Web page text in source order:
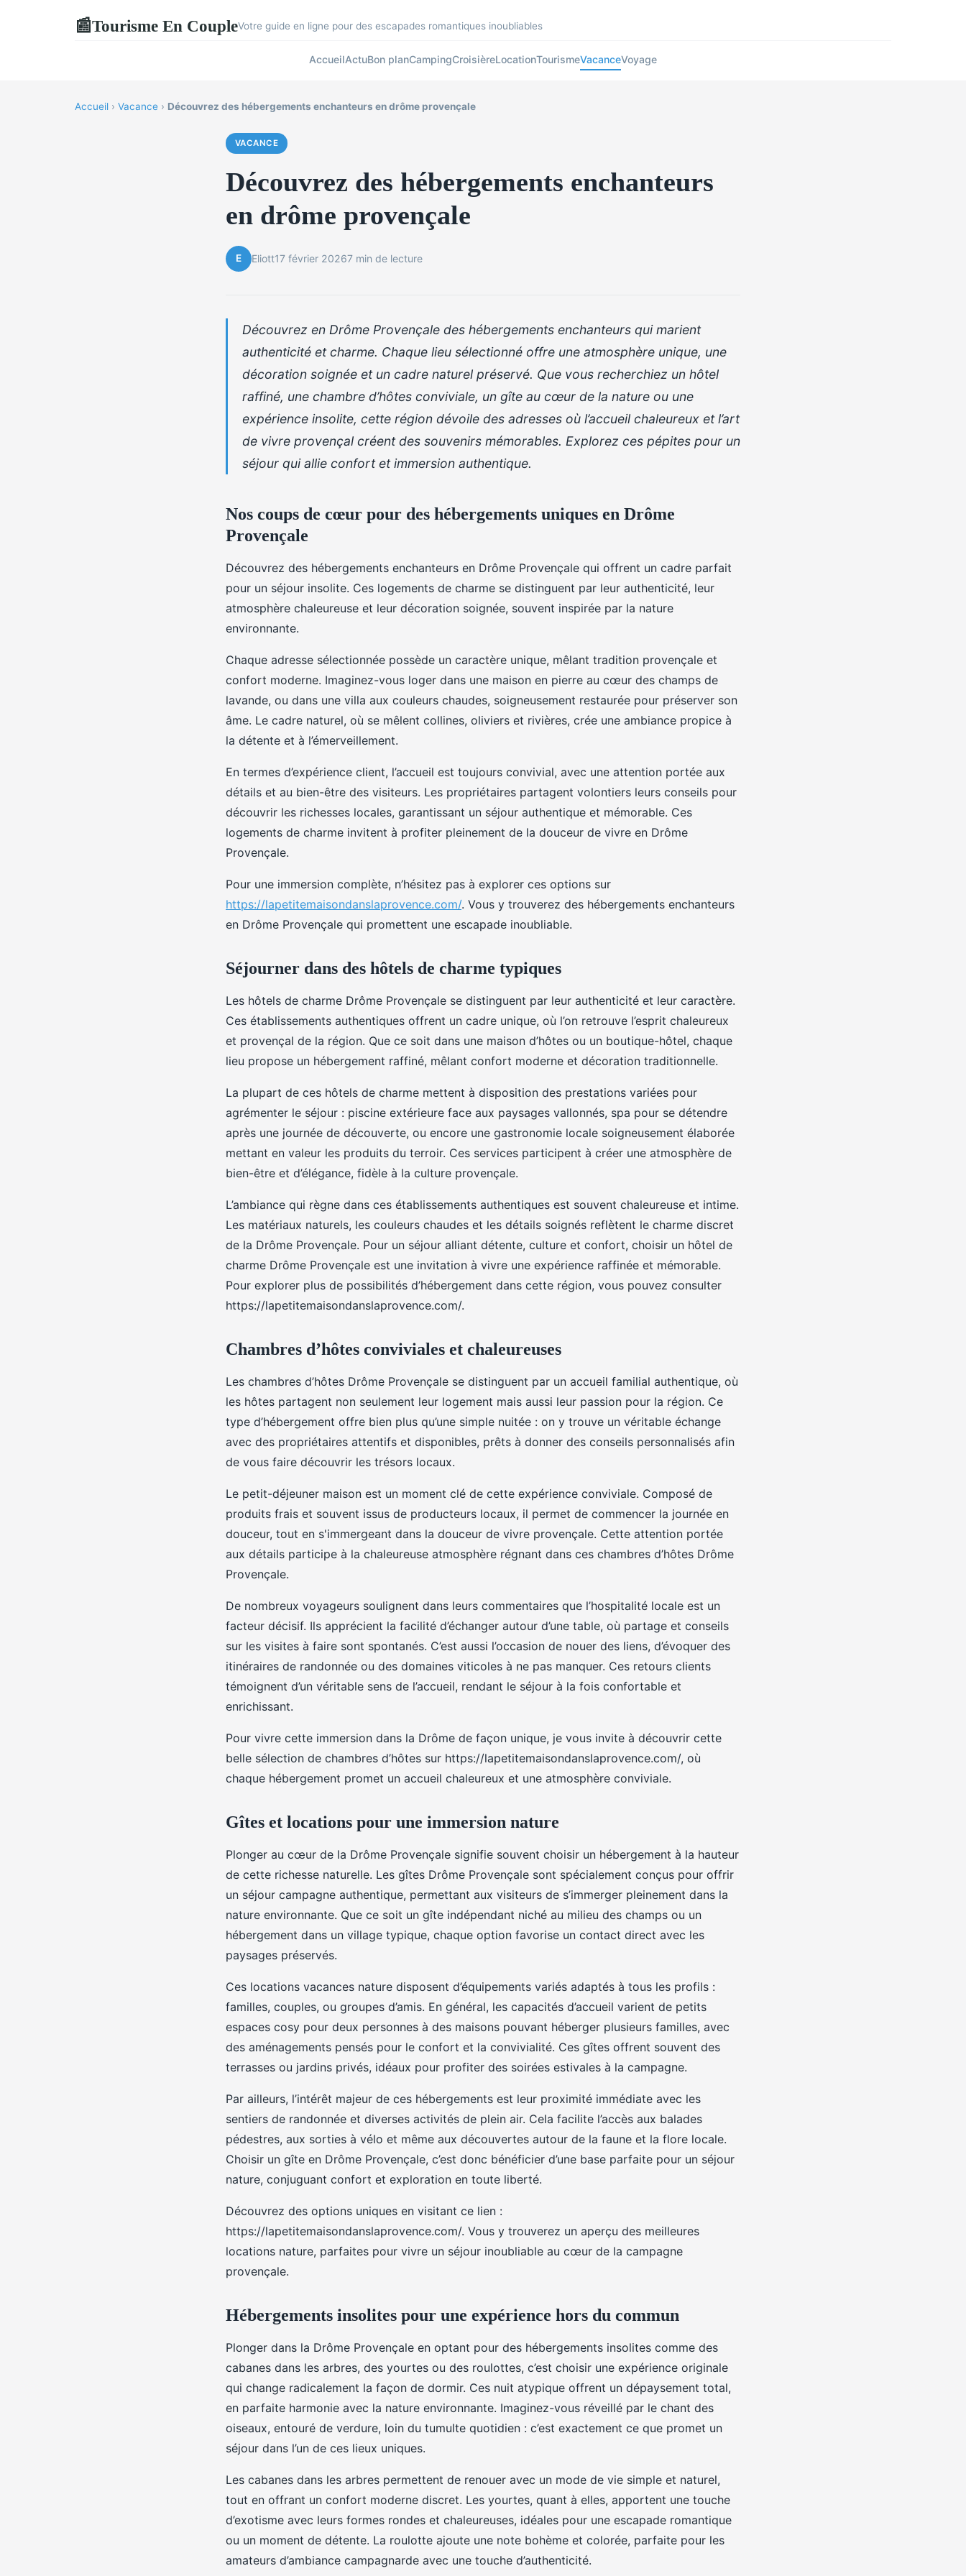
📰Tourisme En CoupleVotre guide en ligne pour des escapades romantiques inoubliables
AccueilActuBon planCampingCroisièreLocationTourismeVacanceVoyage
Accueil › Vacance › Découvrez des hébergements enchanteurs en drôme provençale
VACANCE
Découvrez des hébergements enchanteurs
en drôme provençale
E Eliott17 février 20267 min de lecture
Découvrez en Drôme Provençale des hébergements enchanteurs qui marient
authenticité et charme. Chaque lieu sélectionné offre une atmosphère unique, une
décoration soignée et un cadre naturel préservé. Que vous recherchiez un hôtel
raffiné, une chambre d’hôtes conviviale, un gîte au cœur de la nature ou une
expérience insolite, cette région dévoile des adresses où l’accueil chaleureux et l’art
de vivre provençal créent des souvenirs mémorables. Explorez ces pépites pour un
séjour qui allie confort et immersion authentique.
Nos coups de cœur pour des hébergements uniques en Drôme
Provençale
Découvrez des hébergements enchanteurs en Drôme Provençale qui offrent un cadre parfait
pour un séjour insolite. Ces logements de charme se distinguent par leur authenticité, leur
atmosphère chaleureuse et leur décoration soignée, souvent inspirée par la nature
environnante.
Chaque adresse sélectionnée possède un caractère unique, mêlant tradition provençale et
confort moderne. Imaginez-vous loger dans une maison en pierre au cœur des champs de
lavande, ou dans une villa aux couleurs chaudes, soigneusement restaurée pour préserver son
âme. Le cadre naturel, où se mêlent collines, oliviers et rivières, crée une ambiance propice à
la détente et à l’émerveillement.
En termes d’expérience client, l’accueil est toujours convivial, avec une attention portée aux
détails et au bien-être des visiteurs. Les propriétaires partagent volontiers leurs conseils pour
découvrir les richesses locales, garantissant un séjour authentique et mémorable. Ces
logements de charme invitent à profiter pleinement de la douceur de vivre en Drôme
Provençale.
Pour une immersion complète, n’hésitez pas à explorer ces options sur
https://lapetitemaisondanslaprovence.com/. Vous y trouverez des hébergements enchanteurs
en Drôme Provençale qui promettent une escapade inoubliable.
Séjourner dans des hôtels de charme typiques
Les hôtels de charme Drôme Provençale se distinguent par leur authenticité et leur caractère.
Ces établissements authentiques offrent un cadre unique, où l’on retrouve l’esprit chaleureux
et provençal de la région. Que ce soit dans une maison d’hôtes ou un boutique-hôtel, chaque
lieu propose un hébergement raffiné, mêlant confort moderne et décoration traditionnelle.
La plupart de ces hôtels de charme mettent à disposition des prestations variées pour
agrémenter le séjour : piscine extérieure face aux paysages vallonnés, spa pour se détendre
après une journée de découverte, ou encore une gastronomie locale soigneusement élaborée
mettant en valeur les produits du terroir. Ces services participent à créer une atmosphère de
bien-être et d’élégance, fidèle à la culture provençale.
L’ambiance qui règne dans ces établissements authentiques est souvent chaleureuse et intime.
Les matériaux naturels, les couleurs chaudes et les détails soignés reflètent le charme discret
de la Drôme Provençale. Pour un séjour alliant détente, culture et confort, choisir un hôtel de
charme Drôme Provençale est une invitation à vivre une expérience raffinée et mémorable.
Pour explorer plus de possibilités d’hébergement dans cette région, vous pouvez consulter
https://lapetitemaisondanslaprovence.com/.
Chambres d’hôtes conviviales et chaleureuses
Les chambres d’hôtes Drôme Provençale se distinguent par un accueil familial authentique, où
les hôtes partagent non seulement leur logement mais aussi leur passion pour la région. Ce
type d’hébergement offre bien plus qu’une simple nuitée : on y trouve un véritable échange
avec des propriétaires attentifs et disponibles, prêts à donner des conseils personnalisés afin
de vous faire découvrir les trésors locaux.
Le petit-déjeuner maison est un moment clé de cette expérience conviviale. Composé de
produits frais et souvent issus de producteurs locaux, il permet de commencer la journée en
douceur, tout en s'immergeant dans la douceur de vivre provençale. Cette attention portée
aux détails participe à la chaleureuse atmosphère régnant dans ces chambres d’hôtes Drôme
Provençale.
De nombreux voyageurs soulignent dans leurs commentaires que l’hospitalité locale est un
facteur décisif. Ils apprécient la facilité d’échanger autour d’une table, où partage et conseils
sur les visites à faire sont spontanés. C’est aussi l’occasion de nouer des liens, d’évoquer des
itinéraires de randonnée ou des domaines viticoles à ne pas manquer. Ces retours clients
témoignent d’un véritable sens de l’accueil, rendant le séjour à la fois confortable et
enrichissant.
Pour vivre cette immersion dans la Drôme de façon unique, je vous invite à découvrir cette
belle sélection de chambres d’hôtes sur https://lapetitemaisondanslaprovence.com/, où
chaque hébergement promet un accueil chaleureux et une atmosphère conviviale.
Gîtes et locations pour une immersion nature
Plonger au cœur de la Drôme Provençale signifie souvent choisir un hébergement à la hauteur
de cette richesse naturelle. Les gîtes Drôme Provençale sont spécialement conçus pour offrir
un séjour campagne authentique, permettant aux visiteurs de s’immerger pleinement dans la
nature environnante. Que ce soit un gîte indépendant niché au milieu des champs ou un
hébergement dans un village typique, chaque option favorise un contact direct avec les
paysages préservés.
Ces locations vacances nature disposent d’équipements variés adaptés à tous les profils :
familles, couples, ou groupes d’amis. En général, les capacités d’accueil varient de petits
espaces cosy pour deux personnes à des maisons pouvant héberger plusieurs familles, avec
des aménagements pensés pour le confort et la convivialité. Ces gîtes offrent souvent des
terrasses ou jardins privés, idéaux pour profiter des soirées estivales à la campagne.
Par ailleurs, l’intérêt majeur de ces hébergements est leur proximité immédiate avec les
sentiers de randonnée et diverses activités de plein air. Cela facilite l’accès aux balades
pédestres, aux sorties à vélo et même aux découvertes autour de la faune et la flore locale.
Choisir un gîte en Drôme Provençale, c’est donc bénéficier d’une base parfaite pour un séjour
nature, conjuguant confort et exploration en toute liberté.
Découvrez des options uniques en visitant ce lien :
https://lapetitemaisondanslaprovence.com/. Vous y trouverez un aperçu des meilleures
locations nature, parfaites pour vivre un séjour inoubliable au cœur de la campagne
provençale.
Hébergements insolites pour une expérience hors du commun
Plonger dans la Drôme Provençale en optant pour des hébergements insolites comme des
cabanes dans les arbres, des yourtes ou des roulottes, c’est choisir une expérience originale
qui change radicalement la façon de dormir. Ces nuit atypique offrent un dépaysement total,
en parfaite harmonie avec la nature environnante. Imaginez-vous réveillé par le chant des
oiseaux, entouré de verdure, loin du tumulte quotidien : c’est exactement ce que promet un
séjour dans l’un de ces lieux uniques.
Les cabanes dans les arbres permettent de renouer avec un mode de vie simple et naturel,
tout en offrant un confort moderne discret. Les yourtes, quant à elles, apportent une touche
d’exotisme avec leurs formes rondes et chaleureuses, idéales pour une escapade romantique
ou un moment de détente. La roulotte ajoute une note bohème et colorée, parfaite pour les
amateurs d’ambiance campagnarde avec une touche d’authenticité.